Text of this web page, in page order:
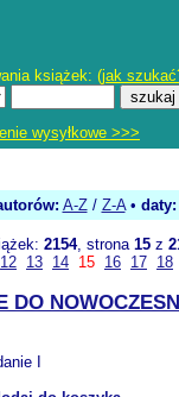
książek: (jak
wysyłkowe >>>
A-Z/ Z-A• daty:
2154, strona 15 z
12 13 14 15 16 17 18
DO
I